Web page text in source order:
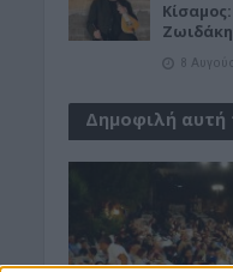
8
Δημοφιλή αυτή